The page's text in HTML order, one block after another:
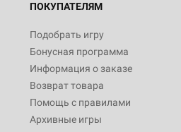
ПОКУПАТЕЛЯМ
Подобрать игру
Бонусная программа
Информация о заказе
Возврат товара
Помощь с правилами
Архивные игры